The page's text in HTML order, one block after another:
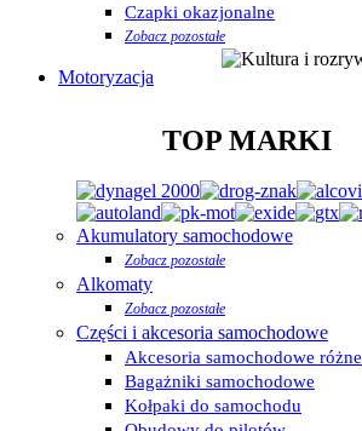
Czapki okazjonalne
Zobacz pozostałe
Motoryzacja
TOP MARKI
Akumulatory samochodowe
Zobacz pozostałe
Alkomaty
Zobacz pozostałe
Części i akcesoria samochodowe
Akcesoria samochodowe różne
Bagażniki samochodowe
Kołpaki do samochodu